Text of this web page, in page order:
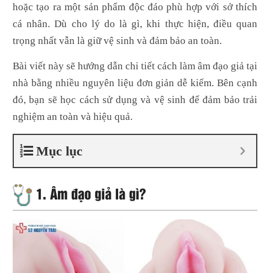
hoặc tạo ra một sản phẩm độc đáo phù hợp với sở thích
cá nhân. Dù cho lý do là gì, khi thực hiện, điều quan
trọng nhất vẫn là giữ vệ sinh và đảm bảo an toàn.
Bài viết này sẽ hướng dẫn chi tiết cách làm âm đạo giả tại
nhà bằng nhiều nguyên liệu đơn giản dễ kiếm. Bên cạnh
đó, bạn sẽ học cách sử dụng và vệ sinh để đảm bảo trải
nghiệm an toàn và hiệu quả.
Mục lục
1. Âm đạo giả là gì?